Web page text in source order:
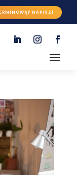
NAPISZ!